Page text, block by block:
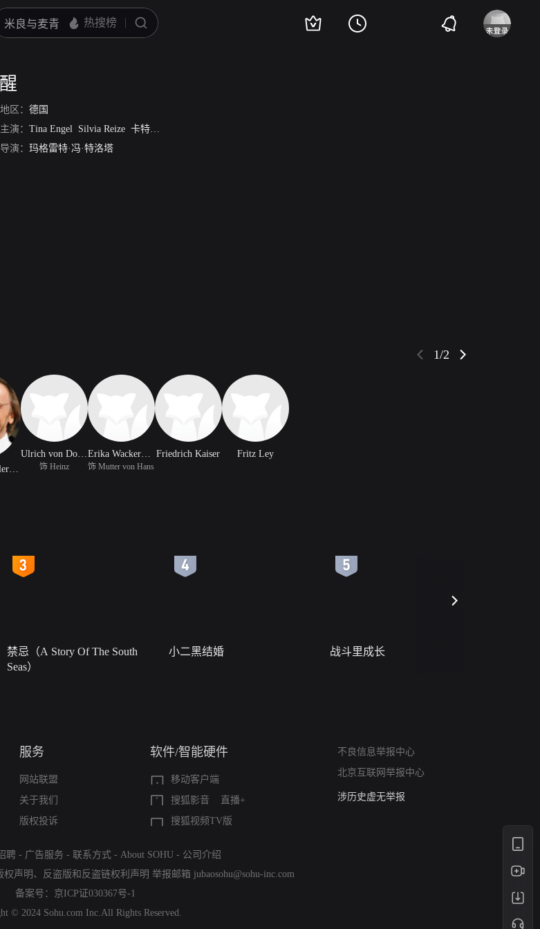
地区： 德国
主演： Tina Engel Silvia Reize 卡特琳娜·塔巴赫
导演： 玛格雷特·冯·特洛塔
1/2
Ulrich von Dobschutz
饰 Heinz
Erika Wackernagel
饰 Mutter von Hans
Friedrich Kaiser Fritz Ley
禁忌（A Story Of The South
Seas）
小二黑结婚 战斗里成长
服务
网站联盟
关于我们
版权投诉
软件/智能硬件
移动客户端
搜狐影音
直播+
搜狐视频TV版
不良信息举报中心
北京互联网举报中心
亚运会举报专区
涉历史虚无举报
聘 - 广告服务 - 联系方式 - About SOHU - 公司介绍
权声明 、 反盗版和反盗链权利声明 举报邮箱 jubaosohu@sohu-inc.com
备案号： 京ICP证030367号-1
© 2024 Sohu.com Inc.All Rights Reserved.